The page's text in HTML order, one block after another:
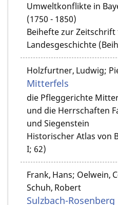
Umweltkonflikte in
(1750 - 1850)
Beihefte zur
Landesgeschichte
Holzfurtner, Ludwig;
Mitterfels
die Pfleggerichte
und die Herrschaften
und Siegenstein
Historischer Atlas von
I; 62)
Frank, Hans; Oelwein,
Schuh, Robert
Sulzbach-Rosenberg